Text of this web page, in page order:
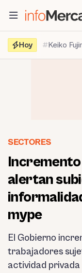
contenido
Hoy
Keiko
SECTORES
alertan
mype
El Gobierno
trabajadores
actividad privada